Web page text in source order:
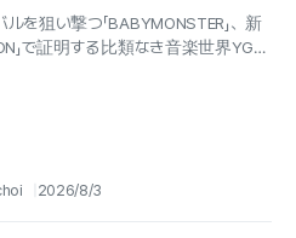
ルを狙い撃つ「BABYMONSTER」、新
」で証明する比類なき音楽世界YGエ
2026/8/3